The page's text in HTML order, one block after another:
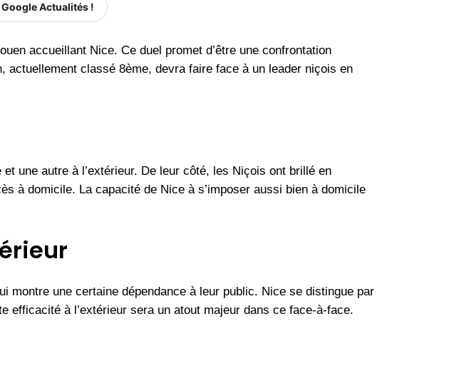
Actualités !
accueillant Nice. Ce duel promet d’être une confrontation
classé 8ème, devra faire face à un leader niçois en
une autre à l’extérieur. De leur côté, les Niçois ont brillé en
à domicile. La capacité de Nice à s’imposer aussi bien à domicile
montre une certaine dépendance à leur public. Nice se distingue par
efficacité à l’extérieur sera un atout majeur dans ce face-à-face.